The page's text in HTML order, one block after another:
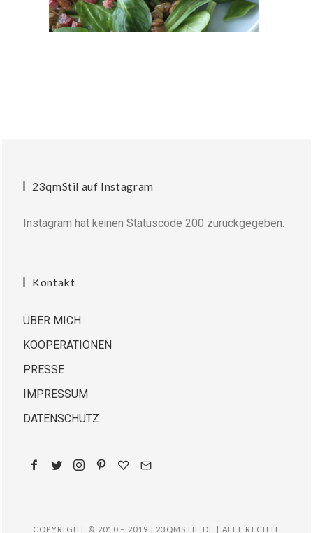
23qmStil auf Instagram
Instagram hat keinen Statuscode 200 zurückgegeben.
Kontakt
ÜBER MICH
KOOPERATIONEN
PRESSE
IMPRESSUM
DATENSCHUTZ
COPYRIGHT © 2010 – 2019 | 23QMSTIL.DE | ALLE RECHTE